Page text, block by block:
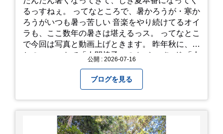
るっすねぇ。 ってなところで、暑かろうが・寒か
ろうがいつも暑っ苦しい 音楽をやり続けてるオイ
ラも、ここ数年の暑さは堪えるっス。 ってなとこ
で今回は写真と動画上げときます。 昨年秋に、娘
とのユニットで「人間椅子」のカバーバンド 「人
画にしており、娘のファンからもアップしてくれ
ッ！」とされているので ここだけの公開としま
す。 非常に暑苦しいのでご観覧される方は、ご注
意くださいませ。 では、熱中症に気を付けて、お
過ごしください。
公開 : 2026-07-16
ブログを見る